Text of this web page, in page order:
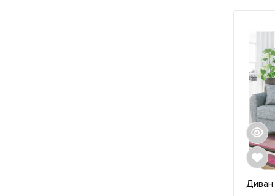
Диван